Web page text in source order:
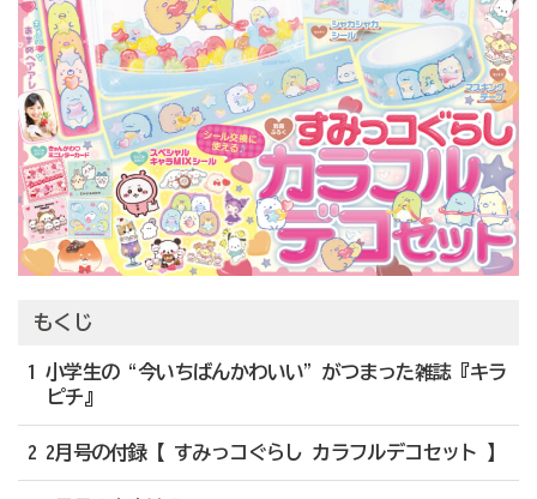
もくじ
1 小学生の“今いちばんかわいい”がつまった雑誌『キラ
ピチ』
2 2月号の付録【 すみっコぐらし カラフルデコセット 】